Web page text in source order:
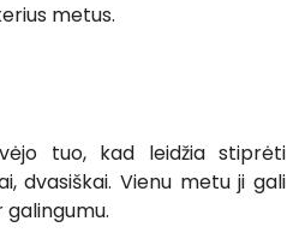
metus.
tuo, kad leidžia stiprėti
dvasiškai. Vienu metu ji gali
galingumu.